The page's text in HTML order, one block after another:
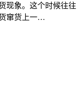
现象。这个时候往往
窜货上一…